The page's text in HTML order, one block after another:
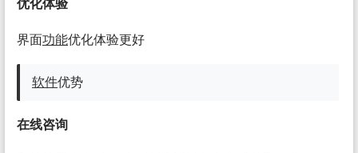
优化体验
界面功能优化体验更好
软件优势
在线咨询